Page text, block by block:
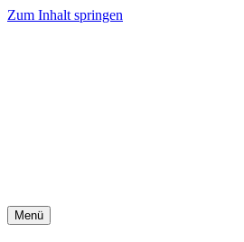
Zum Inhalt springen
Menü